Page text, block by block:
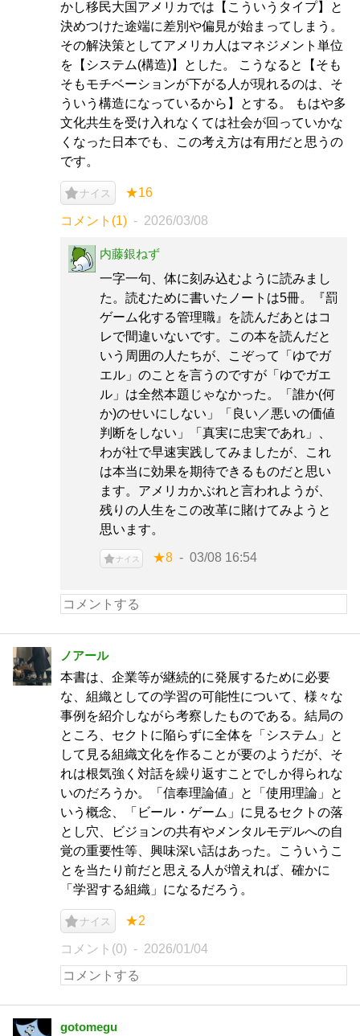
かし移民大国アメリカでは【こういうタイプ】と
決めつけた途端に差別や偏見が始まってしまう。
その解決策としてアメリカ人はマネジメント単位
を【システム(構造)】とした。 こうなると【そも
そもモチベーションが下がる人が現れるのは、そ
ういう構造になっているから】とする。 もはや多
文化共生を受け入れなくては社会が回っていかな
くなった日本でも、この考え方は有用だと思うの
です。
ナイス ★16
コメント(1) 2026/03/08
内藤銀ねず
一字一句、体に刻み込むように読みまし
た。読むために書いたノートは5冊。『罰
ゲーム化する管理職』を読んだあとはコ
レで間違いないです。この本を読んだと
いう周囲の人たちが、こぞって「ゆでガ
エル」のことを言うのですが「ゆでガエ
ル」は全然本題じゃなかった。「誰か(何
か)のせいにしない」「良い／悪いの価値
判断をしない」「真実に忠実であれ」、
わが社で早速実践してみましたが、これ
は本当に効果を期待できるものだと思い
ます。アメリカかぶれと言われようが、
残りの人生をこの改革に賭けてみようと
思います。
ナイス ★8 03/08 16:54
ノアール
本書は、企業等が継続的に発展するために必要
な、組織としての学習の可能性について、様々な
事例を紹介しながら考察したものである。結局の
ところ、セクトに陥らずに全体を「システム」と
して見る組織文化を作ることが要のようだが、そ
れは根気強く対話を繰り返すことでしか得られな
いのだろうか。「信奉理論値」と「使用理論」と
いう概念、「ビール・ゲーム」に見るセクトの落
とし穴、ビジョンの共有やメンタルモデルへの自
覚の重要性等、興味深い話はあった。こういうこ
とを当たり前だと思える人が増えれば、確かに
「学習する組織」になるだろう。
ナイス ★2
コメント(0) 2026/01/04
gotomegu